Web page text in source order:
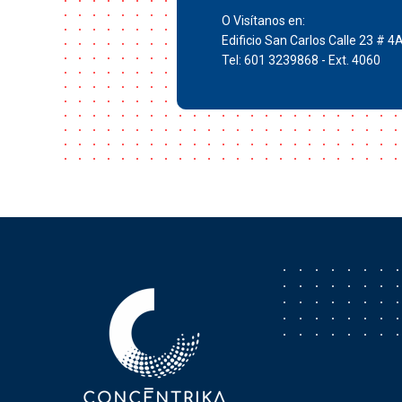
O Visítanos en:
Edificio San Carlos Calle 23 #
Tel: 601 3239868 - Ext. 4060